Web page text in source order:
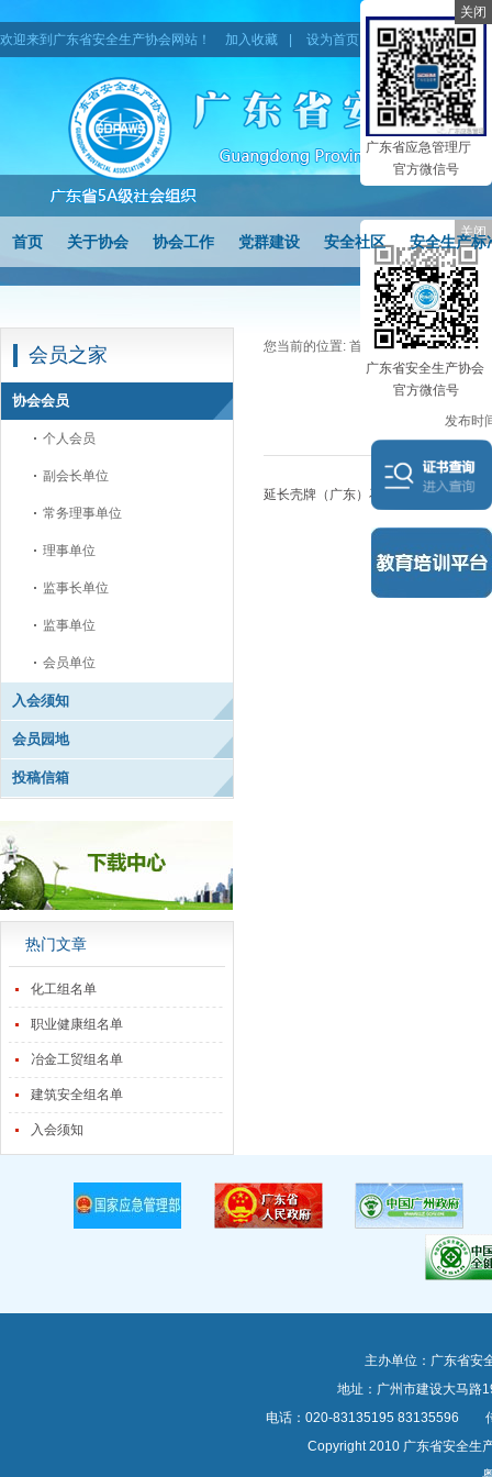
欢迎来到广东省安全生产协会网站！ 加入收藏 设为首页 网站地图
首页 关于协会 协会工作 党群建设 安全社区 安全生产标
会员之家
协会会员
个人会员
副会长单位
常务理事单位
理事单位
监事长单位
监事单位
会员单位
入会须知
会员园地
投稿信箱
热门文章
化工组名单
职业健康组名单
冶金工贸组名单
建筑安全组名单
入会须知
您当前的位置: 首页>会员之家>协会
发布时
延长壳牌（广东）石油有限公司
主办单位：广东省
地址：广州市建设大马
电话：020-83135195 83135596
Copyright 2010 广东省安全生
广东省应急管理厅
官方微信号
关闭
广东省安全生产协会
官方微信号
关闭